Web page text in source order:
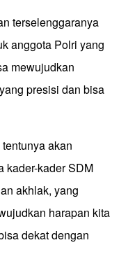
terselenggaranya
anggota Polri yang
mewujudkan
presisi dan bisa
akan
kader-kader SDM
akhlak, yang
harapan kita
dekat dengan